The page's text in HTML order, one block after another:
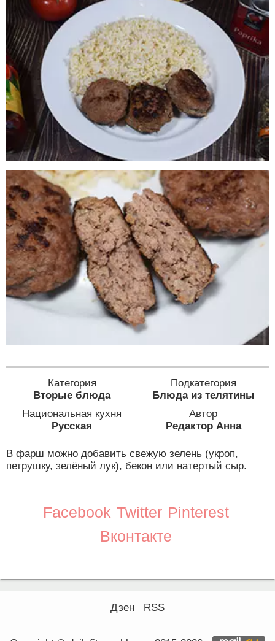
Категория
Вторые блюда
Подкатегория
Блюда из телятины
Национальная кухня
Русская
Автор
Редактор Анна
В фарш можно добавить свежую зелень (укроп,
петрушку, зелёный лук), бекон или натертый сыр.
Facebook Twitter Pinterest
Вконтакте
Дзен RSS